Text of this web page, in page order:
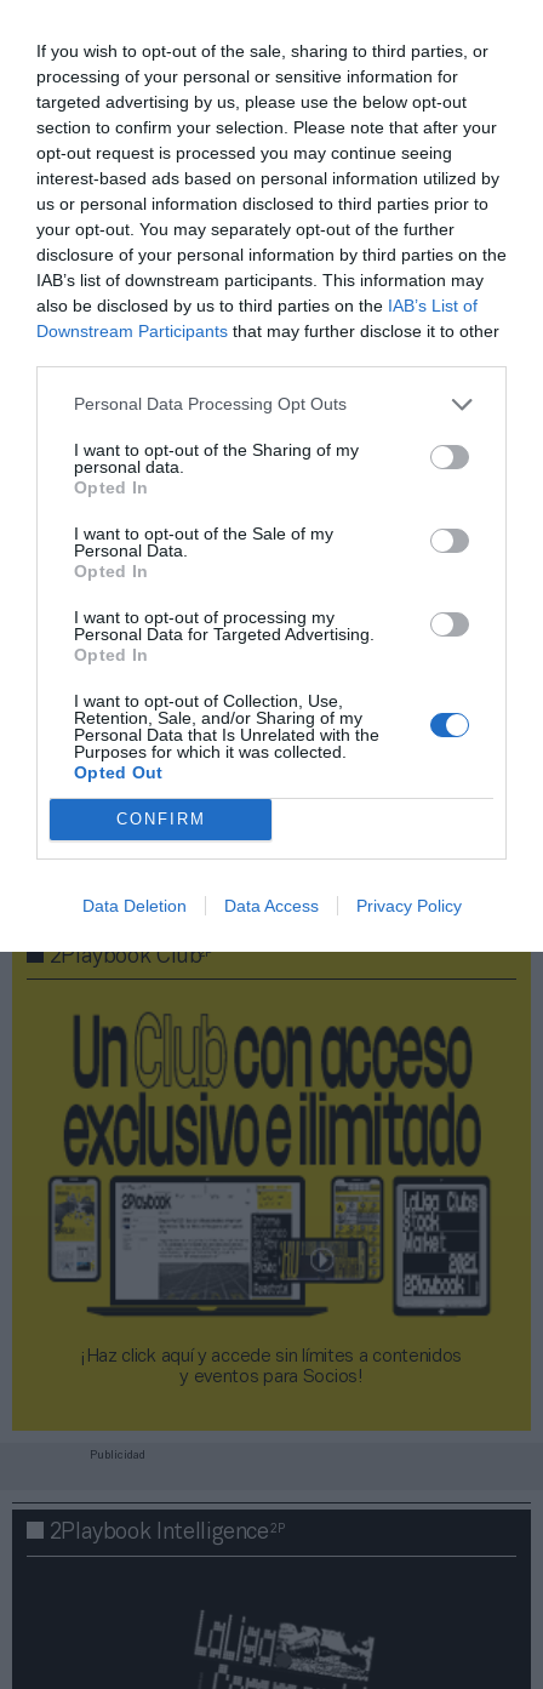
If you wish to opt-out of the sale, sharing to third parties, or
processing of your personal or sensitive information for
targeted advertising by us, please use the below opt-out
section to confirm your selection. Please note that after your
opt-out request is processed you may continue seeing
interest-based ads based on personal information utilized by
us or personal information disclosed to third parties prior to
your opt-out. You may separately opt-out of the further
disclosure of your personal information by third parties on the
IAB’s list of downstream participants. This information may
also be disclosed by us to third parties on the IAB’s List of
Downstream Participants that may further disclose it to other
Personal Data Processing Opt Outs
I want to opt-out of the Sharing of my
personal data.
Opted In
I want to opt-out of the Sale of my
Personal Data.
Opted In
I want to opt-out of processing my
Personal Data for Targeted Advertising.
Opted In
I want to opt-out of Collection, Use,
Retention, Sale, and/or Sharing of my
Personal Data that Is Unrelated with the
Purposes for which it was collected.
Opted Out
CONFIRM
Data Deletion Data Access Privacy Policy
Índex2P
WTA
muy querido" por "la dedicación, la responsabilidad y la
confianza" en uno mismo. "Como socio líder mundial,
nuestra nueva colaboración a largo plazo con la WTA
refleja nuestro firme compromiso no solo con el
deporte, sino también con los valores que representa",
ha comentado.
La asociación con Mercedes-Benz, que se ha
pactado con el brazo comercial de la WTA,
WTA
Ventures
, es la más significativa en la historia de la
WTA, aunque los detalles económicos no se han
desvelado. Este anuncio llega después de que el circuito
haya registrado un crecimiento a lo largo de 2025,
tanto en cuanto a fans en las gradas como en lo que
Añadir 2Playbookcomo fuente preferida de Google
de forma gratuita
Mantente informado con las últimas noticias de actualidad.
Imprimir
2Playbook Club2P
¡Haz click aquí y accede sin límites a contenidos
y eventos para Socios!​​​​​​​
Publicidad
2Playbook Intelligence2P